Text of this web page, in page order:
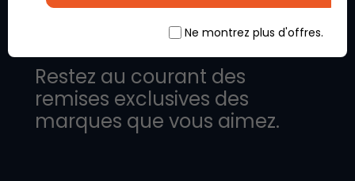
Restez au courant des
remises exclusives des
marques que vous aimez.
Ne montrez plus d'offres.